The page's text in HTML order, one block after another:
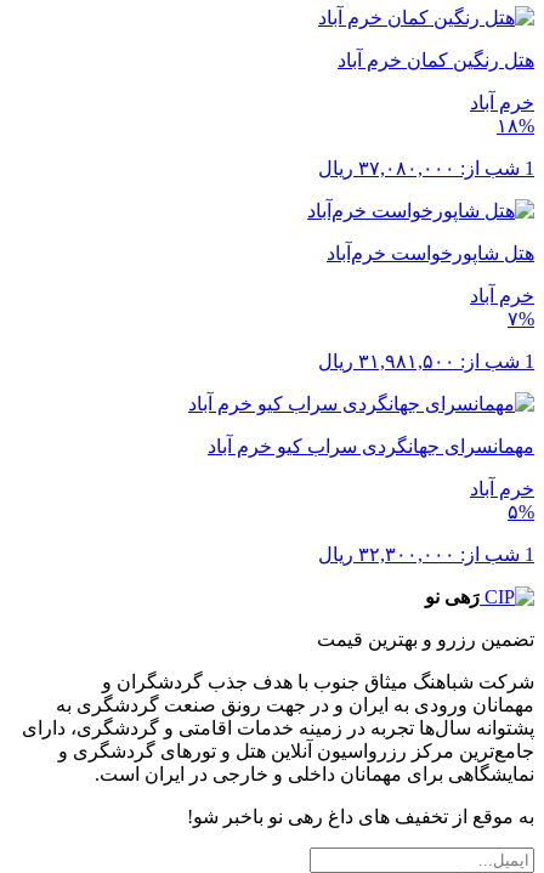
هتل رنگین کمان خرم آباد
خرم ‌آباد
۱۸%
1 شب از: ۳۷,۰۸۰,۰۰۰ ریال
هتل شاپورخواست خرم‌آباد
خرم ‌آباد
۷%
1 شب از: ۳۱,۹۸۱,۵۰۰ ریال
مهمانسرای جهانگردی سراب کیو خرم آباد
خرم ‌آباد
۵%
1 شب از: ۳۲,۳۰۰,۰۰۰ ریال
رَهی نو
تضمین رزرو و بهترین قیمت
شرکت شباهنگ میثاق جنوب با هدف جذب گردشگران و
مهمانان ورودی به ایران و در جهت رونق صنعت گردشگری به
پشتوانه سال‌ها تجربه در زمینه خدمات اقامتی و گردشگری، دارای
جامع‌ترین مرکز رزرواسیون آنلاین هتل و تورهای گردشگری و
نمایشگاهی برای مهمانان داخلی و خارجی در ایران است.
به موقع از تخفیف های داغ رهی نو باخبر شو!